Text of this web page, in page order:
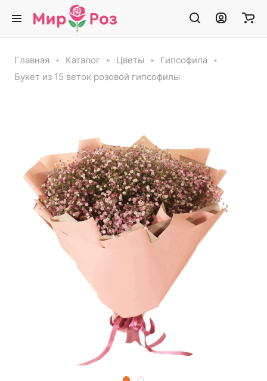
Главная Каталог Цветы
Гипсофила
Букет из 15 веток розовой гипсофилы